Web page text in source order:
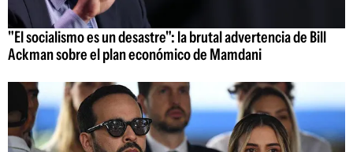
"El socialismo es un desastre": la brutal advertencia de Bill
Ackman sobre el plan económico de Mamdani